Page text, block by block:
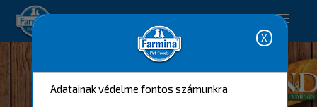
Adatainak védelme fontos számunkra
Happy pet. Happy you.